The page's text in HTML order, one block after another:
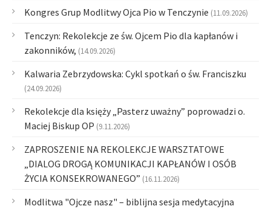
Kongres Grup Modlitwy Ojca Pio w Tenczynie (11.09.2026)
Tenczyn: Rekolekcje ze św. Ojcem Pio dla kapłanów i
zakonników, (14.09.2026)
Kalwaria Zebrzydowska: Cykl spotkań o św. Franciszku
(24.09.2026)
Rekolekcje dla księży „Pasterz uważny” poprowadzi o.
Maciej Biskup OP (9.11.2026)
ZAPROSZENIE NA REKOLEKCJE WARSZTATOWE
„DIALOG DROGĄ KOMUNIKACJI KAPŁANÓW I OSÓB
ŻYCIA KONSEKROWANEGO” (16.11.2026)
Modlitwa "Ojcze nasz" – biblijna sesja medytacyjna